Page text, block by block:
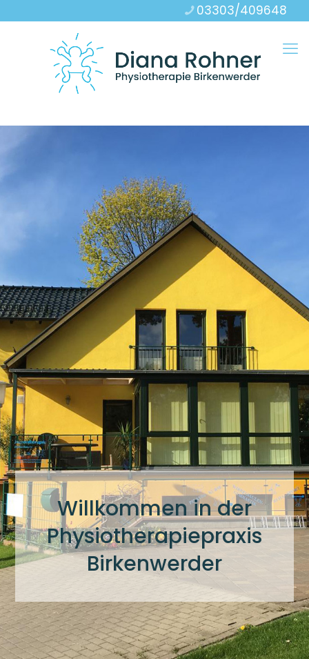
03303/409648
Willkommen in der
Physiotherapiepraxis
Birkenwerder